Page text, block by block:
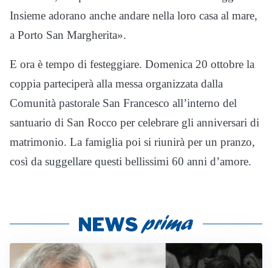
Insieme adorano anche andare nella loro casa al mare,
a Porto San Margherita».
E ora è tempo di festeggiare. Domenica 20 ottobre la
coppia parteciperà alla messa organizzata dalla
Comunità pastorale San Francesco all’interno del
santuario di San Rocco per celebrare gli anniversari di
matrimonio. La famiglia poi si riunirà per un pranzo,
così da suggellare questi bellissimi 60 anni d’amore.